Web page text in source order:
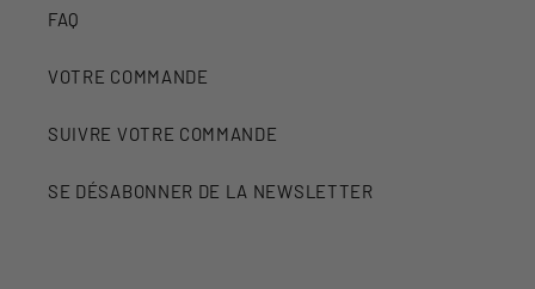
FAQ
VOTRE COMMANDE
SUIVRE VOTRE COMMANDE
SE DÉSABONNER DE LA NEWSLETTER